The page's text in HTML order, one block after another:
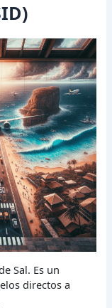
Sal. Es un
directos a